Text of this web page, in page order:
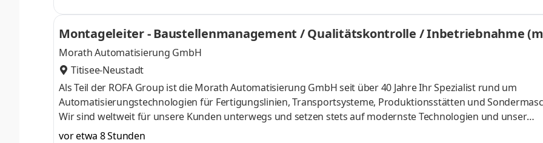
Montageleiter - Baustellenmanagement / Qualitätskontrolle / Inbetriebnahme
Morath Automatisierung GmbH
Titisee-Neustadt
Als Teil der ROFA Group ist die Morath Automatisierung GmbH seit über 40 Jahre Ihr Spezialist rund um
Automatisierungstechnologien für Fertigungslinien, Transportsysteme, Produktionsstätten und
Wir sind weltweit für unsere Kunden unterwegs und setzen stets auf modernste Technologien und unser
langjähriges Know-how. Aufgaben Sie leiten und überwachen die elektrische Montage auf Kundenbaustellen
vor etwa 8 Stunden